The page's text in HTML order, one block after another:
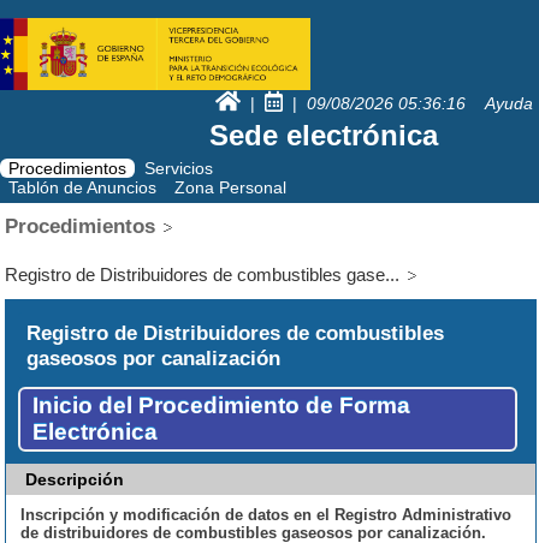
| | 09/08/2026 05:36:16 Ayuda
Sede electrónica
Procedimientos
Servicios
Tablón de Anuncios
Zona Personal
Procedimientos
Registro de Distribuidores de combustibles gase...
Registro de Distribuidores de combustibles
gaseosos por canalización
Inicio del Procedimiento de Forma
Electrónica
Descripción
Inscripción y modificación de datos en el Registro Administrativo
de distribuidores de combustibles gaseosos por canalización.